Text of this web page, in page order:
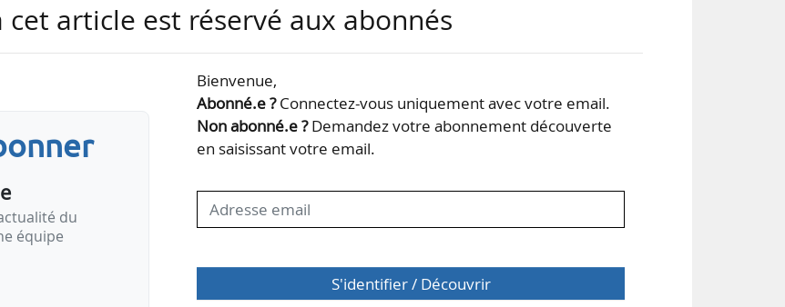
européens en matière de stockage souterrain de
du système énergétique pour chaque euro
cet article est réservé aux abonnés
du
équipe
Bienvenue,
Abonné.e ?Connectez-vous uniquement avec votre email.
Non abonné.e ?Demandez votre abonnement découverte
en saisissant votre email.
S'identifier / Découvrir